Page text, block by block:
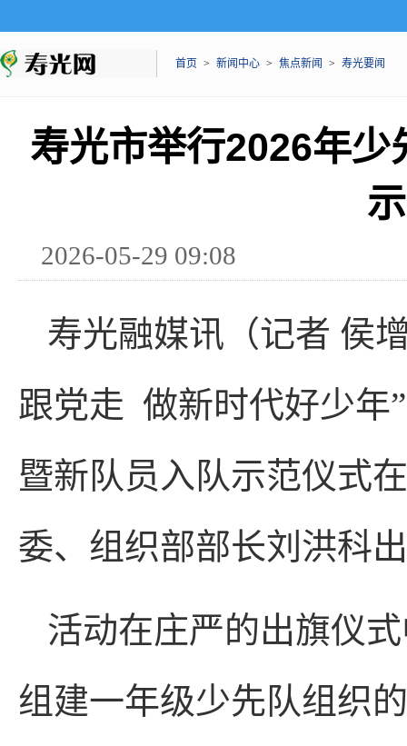
首页 > 新闻中心 > 焦点新闻 > 寿光要闻
寿光市举行2026年
2026-05-29 09:08
寿光融媒讯（记者 侯
跟党走 做新时代好少年
暨新队员入队示范仪式
委、组织部部长刘洪科
活动在庄严的出旗仪
组建一年级少先队组织